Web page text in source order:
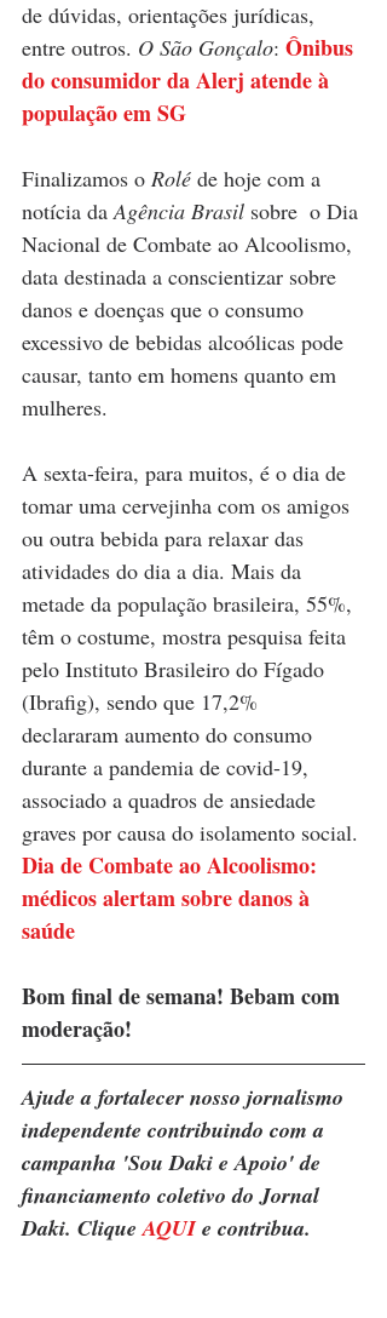
de dúvidas, orientações jurídicas,
entre outros. O São Gonçalo: Ônibus
do consumidor da Alerj atende à
população em SG
Finalizamos o Rolé de hoje com a
notícia da Agência Brasil sobre o Dia
Nacional de Combate ao Alcoolismo,
data destinada a conscientizar sobre
danos e doenças que o consumo
excessivo de bebidas alcoólicas pode
causar, tanto em homens quanto em
mulheres.
A sexta-feira, para muitos, é o dia de
tomar uma cervejinha com os amigos
ou outra bebida para relaxar das
atividades do dia a dia. Mais da
metade da população brasileira, 55%,
têm o costume, mostra pesquisa feita
pelo Instituto Brasileiro do Fígado
(Ibrafig), sendo que 17,2%
declararam aumento do consumo
durante a pandemia de covid-19,
associado a quadros de ansiedade
graves por causa do isolamento social.
Dia de Combate ao Alcoolismo:
médicos alertam sobre danos à
saúde
Bom final de semana! Bebam com
moderação!
Ajude a fortalecer nosso jornalismo
independente contribuindo com a
campanha 'Sou Daki e Apoio' de
financiamento coletivo do Jornal
Daki. Clique AQUI e contribua.